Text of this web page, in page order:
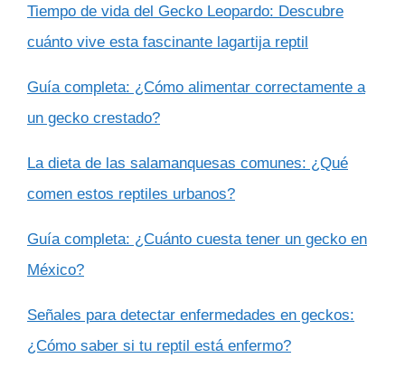
Tiempo de vida del Gecko Leopardo: Descubre
cuánto vive esta fascinante lagartija reptil
Guía completa: ¿Cómo alimentar correctamente a
un gecko crestado?
La dieta de las salamanquesas comunes: ¿Qué
comen estos reptiles urbanos?
Guía completa: ¿Cuánto cuesta tener un gecko en
México?
Señales para detectar enfermedades en geckos:
¿Cómo saber si tu reptil está enfermo?